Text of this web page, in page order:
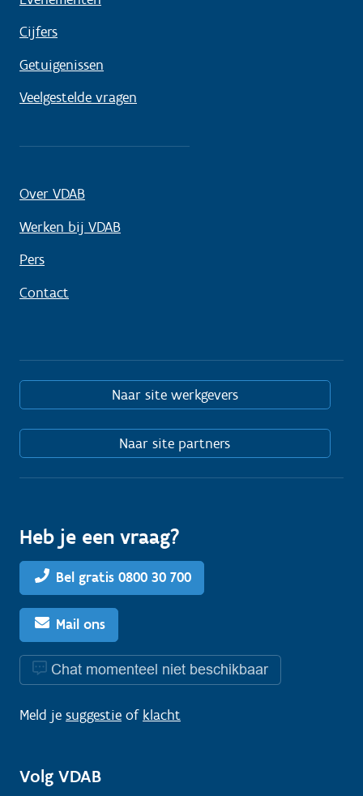
Cijfers
Getuigenissen
Veelgestelde vragen
Over VDAB
Werken bij VDAB
Pers
Contact
Naar site werkgevers
Naar site partners
Heb je een vraag?
Bel gratis 0800 30 700
Mail ons
Chat momenteel niet beschikbaar
Meld je suggestie of klacht
Volg VDAB